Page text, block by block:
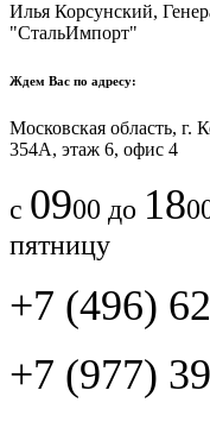
Илья Корсунский,
"СтальИмпорт"
Ждем Вас по адресу:
Московская область, г.
354А, этаж 6, офис 4
с 0900 до 18
пятницу
+7 (496)
+7 (977)